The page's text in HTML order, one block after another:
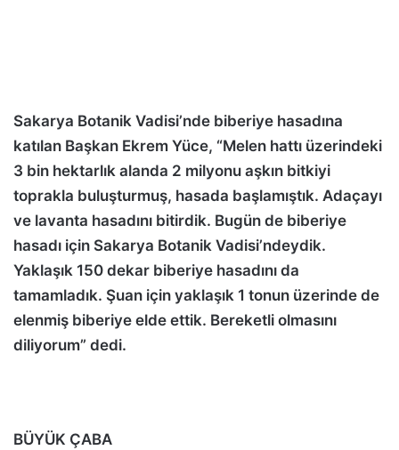
Sakarya Botanik Vadisi’nde biberiye hasadına
katılan Başkan Ekrem Yüce, “Melen hattı üzerindeki
3 bin hektarlık alanda 2 milyonu aşkın bitkiyi
toprakla buluşturmuş, hasada başlamıştık. Adaçayı
ve lavanta hasadını bitirdik. Bugün de biberiye
hasadı için Sakarya Botanik Vadisi’ndeydik.
Yaklaşık 150 dekar biberiye hasadını da
tamamladık. Şuan için yaklaşık 1 tonun üzerinde de
elenmiş biberiye elde ettik. Bereketli olmasını
diliyorum” dedi.
BÜYÜK ÇABA